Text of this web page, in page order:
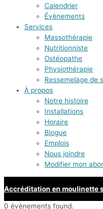
Calendrier
Évènements
Services
Massothérapie
Nutritionniste
Ostéopathe
Physiothérapie
Ressemelage de
À propos
Notre histoire
Installations
Horaire
Blogue
Emplois
Nous joindre
Modifier mon
Accréditation en moulinette
0 évènements found.